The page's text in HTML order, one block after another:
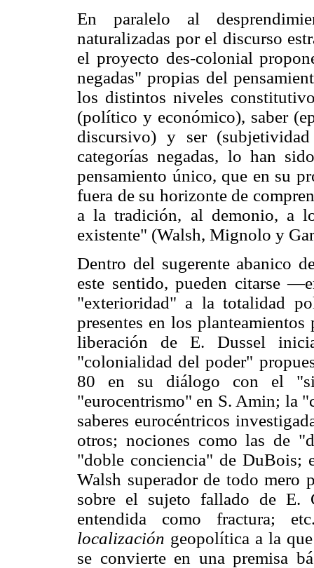
En paralelo al
naturalizadas por el discurso
el proyecto des-colonial
negadas" propias del
los distintos niveles
(político y económico), saber
discursivo) y ser
categorías negadas, lo han
pensamiento único, que en su
fuera de su horizonte de
a la tradición, al demonio, a
existente" (Walsh, Mignolo y
Dentro del sugerente abanico
este sentido, pueden citarse
"exterioridad" a la totalidad
presentes en los
liberación de E. Dussel
"colonialidad del poder"
80 en su diálogo con el
"eurocentrismo" en S. Amin; la
saberes eurocéntricos
otros; nociones como las de
"doble conciencia" de DuBois;
Walsh superador de todo
sobre el sujeto fallado de E.
entendida como fractura;
localización geopolítica a la
se convierte en una premisa